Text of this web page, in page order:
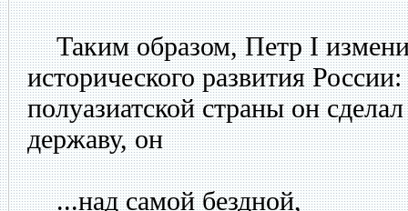
Таким образом, Петр I
исторического развития
полуазиатской страны он
державу, он
...над самой бездной,